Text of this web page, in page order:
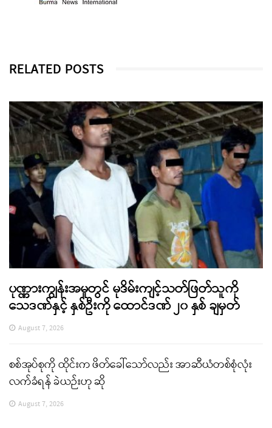
RELATED POSTS
ပုဏ္ဏားကျွန်းအမှုတွင် မုဒိမ်းကျင့်သတ်ဖြတ်သူကို
သေဒဏ်နှင့် နှစ်ဦးကို ထောင်ဒဏ် ၂၀ နှစ် ချမှတ်
August 7, 2026
စစ်အုပ်စုကို ထိုင်းက ဖိတ်ခေါ်သော်လည်း အာဆီယံတစ်စုံလုံး
လက်ခံရန် ခဲယဉ်းဟု ဆို
August 7, 2026